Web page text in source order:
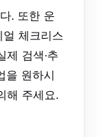
. 또한 운
체크리스
제 검색·추
을 원하시
해 주세요.